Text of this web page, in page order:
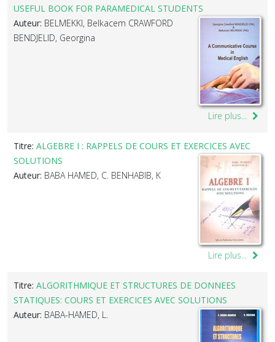
USEFUL BOOK FOR PARAMEDICAL STUDENTS
Auteur: BELMEKKI, Belkacem CRAWFORD
BENDJELID, Georgina
Lire plus...
Titre: ALGEBRE I : RAPPELS DE COURS ET EXERCICES AVEC
SOLUTIONS
Auteur: BABA HAMED, C. BENHABIB, K
Lire plus...
Titre: ALGORITHMIQUE ET STRUCTURES DE DONNEES
STATIQUES: COURS ET EXERCICES AVEC SOLUTIONS
Auteur: BABA-HAMED, L.